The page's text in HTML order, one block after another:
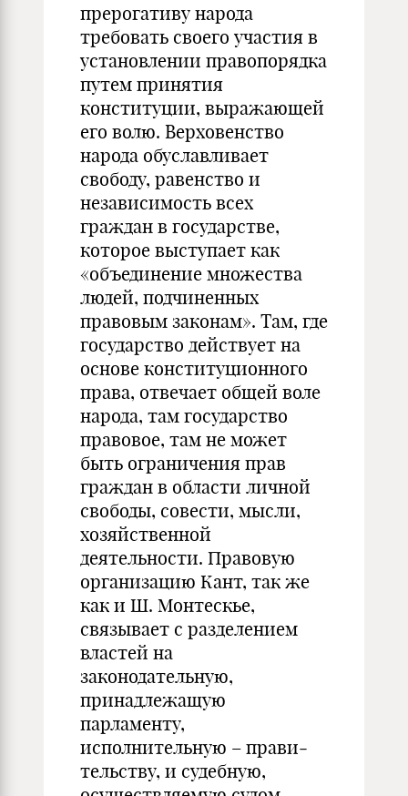
прерогативу народа
требовать своего участия в
установлении правопорядка
путем принятия
конституции, вы­ражающей
его волю. Верховенство
народа обуславливает
свободу, равенство и
независимость всех
граждан в государстве,
которое выступает как
«объеди­не­ние множества
людей, подчиненных
правовым законам». Там, где
государство действует на
основе конституционного
права, отвечает общей воле
народа, там государство
правовое, там не может
быть ограничения прав
граждан в области личной
свободы, совести, мысли,
хозяйственной
деятельности. Правовую
орга­ни­зацию Кант, так же
как и Ш. Монтескье,
связывает с разделением
властей на
законодательную,
принадлежащую
парламенту,
исполнительную – прави­
тельст­ву, и судебную,